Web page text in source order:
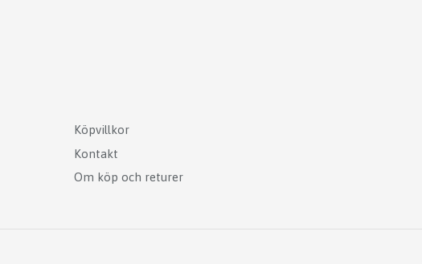
Köpvillkor
Kontakt
Om köp och returer